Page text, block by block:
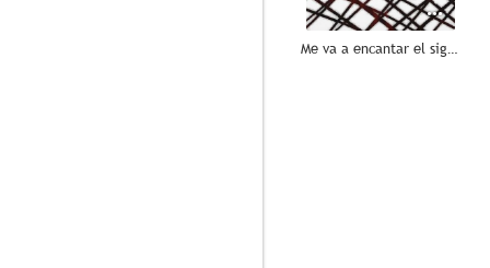
Me va a encantar el siglo XXI